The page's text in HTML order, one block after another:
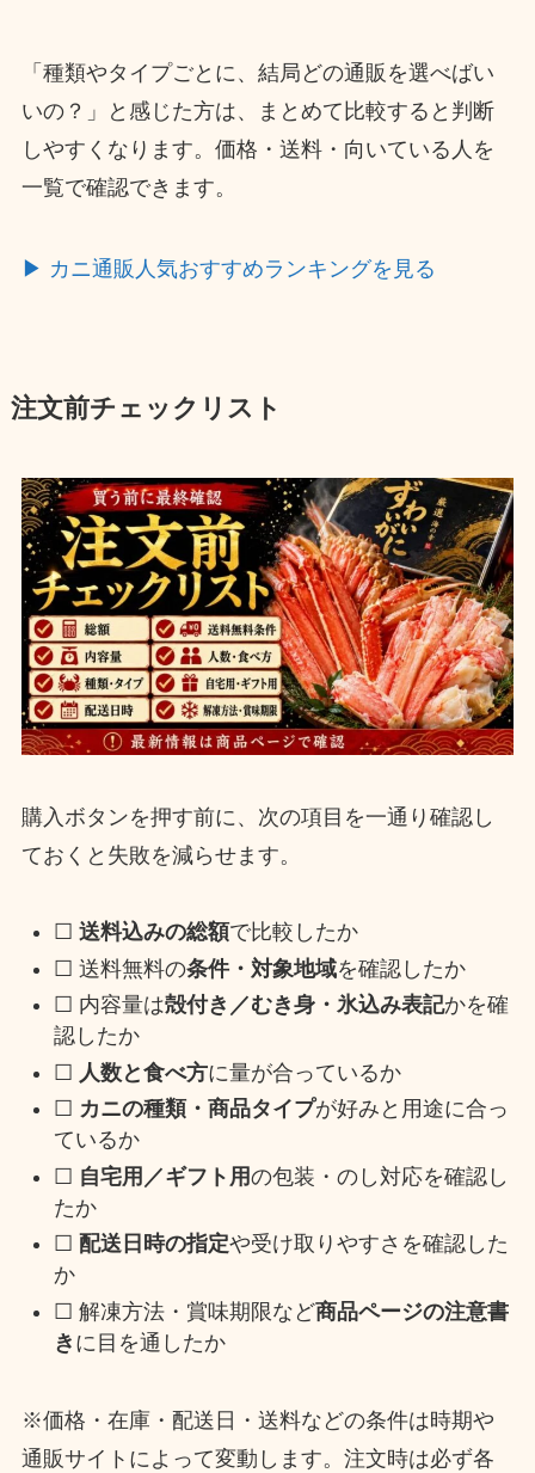
「種類やタイプごとに、結局どの通販を選べばい
いの？」と感じた方は、まとめて比較すると判断
しやすくなります。価格・送料・向いている人を
一覧で確認できます。
▶ カニ通販人気おすすめランキングを見る
注文前チェックリスト
購入ボタンを押す前に、次の項目を一通り確認し
ておくと失敗を減らせます。
☐ 送料込みの総額で比較したか
☐ 送料無料の条件・対象地域を確認したか
☐ 内容量は殻付き／むき身・氷込み表記かを確
認したか
☐ 人数と食べ方に量が合っているか
☐ カニの種類・商品タイプが好みと用途に合っ
ているか
☐ 自宅用／ギフト用の包装・のし対応を確認し
たか
☐ 配送日時の指定や受け取りやすさを確認した
か
☐ 解凍方法・賞味期限など商品ページの注意書
き に目を通したか
※価格・在庫・配送日・送料などの条件は時期や
通販サイトによって変動します。注文時は必ず各